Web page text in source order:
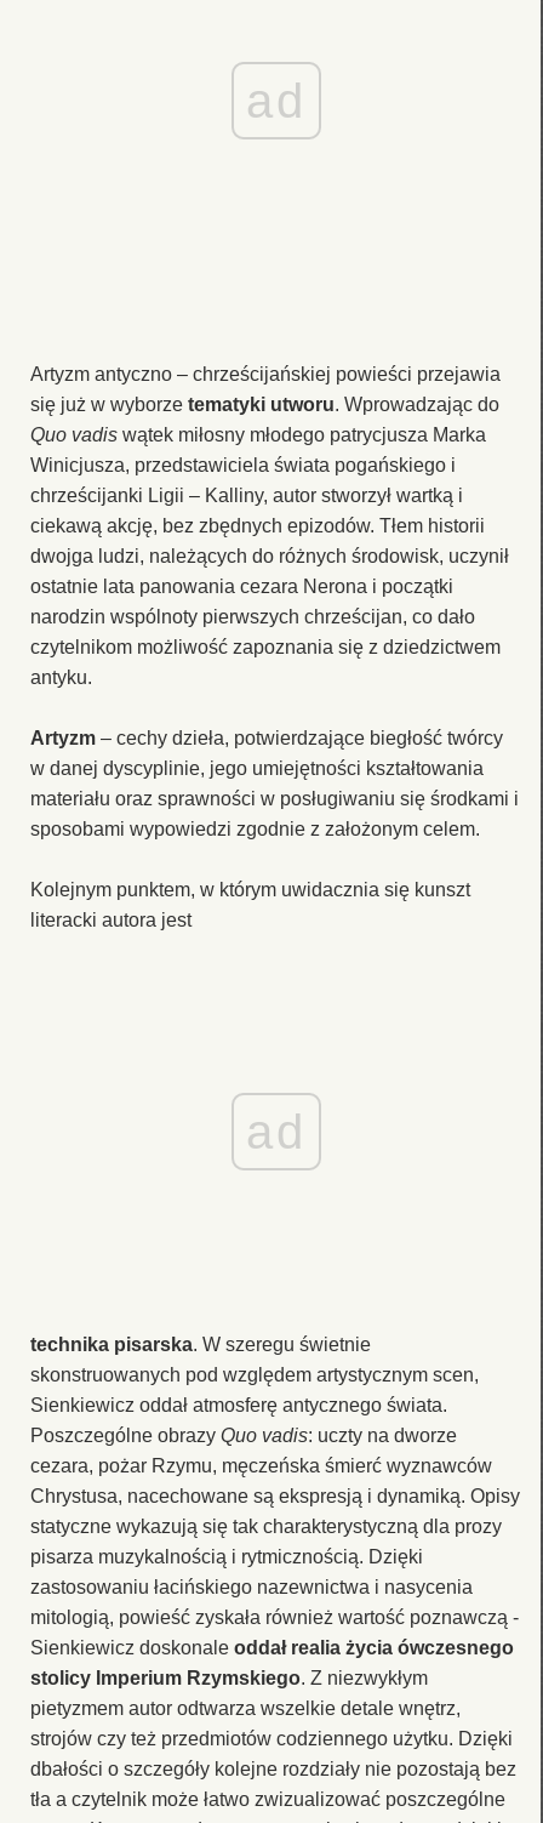
ad
Artyzm antyczno – chrześcijańskiej powieści przejawia
się już w wyborze tematyki utworu. Wprowadzając do
Quo vadis wątek miłosny młodego patrycjusza Marka
Winicjusza, przedstawiciela świata pogańskiego i
chrześcijanki Ligii – Kalliny, autor stworzył wartką i
ciekawą akcję, bez zbędnych epizodów. Tłem historii
dwojga ludzi, należących do różnych środowisk, uczynił
ostatnie lata panowania cezara Nerona i początki
narodzin wspólnoty pierwszych chrześcijan, co dało
czytelnikom możliwość zapoznania się z dziedzictwem
antyku.
Artyzm – cechy dzieła, potwierdzające biegłość twórcy
w danej dyscyplinie, jego umiejętności kształtowania
materiału oraz sprawności w posługiwaniu się środkami i
sposobami wypowiedzi zgodnie z założonym celem.
Kolejnym punktem, w którym uwidacznia się kunszt
literacki autora jest
ad
technika pisarska. W szeregu świetnie
skonstruowanych pod względem artystycznym scen,
Sienkiewicz oddał atmosferę antycznego świata.
Poszczególne obrazy Quo vadis: uczty na dworze
cezara, pożar Rzymu, męczeńska śmierć wyznawców
Chrystusa, nacechowane są ekspresją i dynamiką. Opisy
statyczne wykazują się tak charakterystyczną dla prozy
pisarza muzykalnością i rytmicznością. Dzięki
zastosowaniu łacińskiego nazewnictwa i nasycenia
mitologią, powieść zyskała również wartość poznawczą -
Sienkiewicz doskonale oddał realia życia ówczesnego
stolicy Imperium Rzymskiego. Z niezwykłym
pietyzmem autor odtwarza wszelkie detale wnętrz,
strojów czy też przedmiotów codziennego użytku. Dzięki
dbałości o szczegóły kolejne rozdziały nie pozostają bez
tła a czytelnik może łatwo zwizualizować poszczególne